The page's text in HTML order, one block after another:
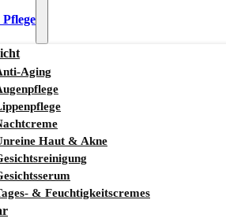
Aging
Haut & Akne
& Feuchtigkeitscremes